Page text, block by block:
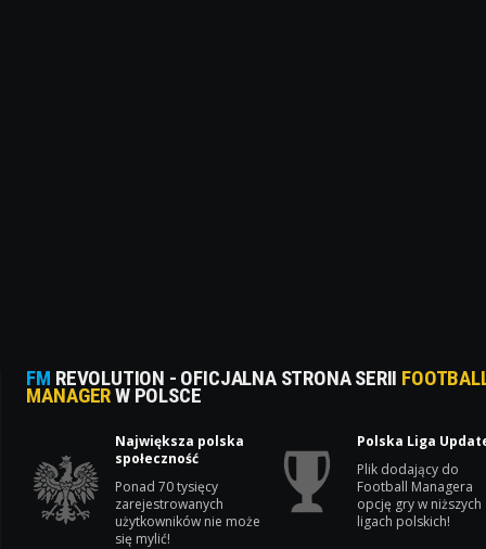
FM REVOLUTION - OFICJALNA STRONA SERII
MANAGERW POLSCE
Największa polska
społeczność
Ponad 70 tysięcy
zarejestrowanych
użytkowników nie może
się mylić!
Polska Liga
Plik dodający do
Football Managera
opcję gry w niższych
ligach polskich!